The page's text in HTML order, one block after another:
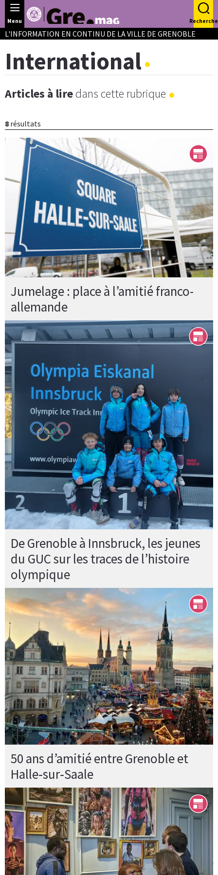
Panneau de gestion des cookies
Menu Recherche
L'INFORMATION EN CONTINU DE LA VILLE DE GRENOBLE
International
Articles à liredans cette rubrique
8 résultats
Jumelage : place à l’amitié franco-
allemande
De Grenoble à Innsbruck, les jeunes
du GUC sur les traces de l’histoire
olympique
50 ans d’amitié entre Grenoble et
Halle‑sur‑Saale